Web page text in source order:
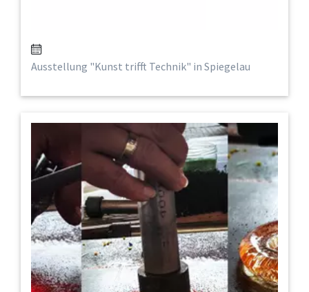
Ausstellung "Kunst trifft Technik" in Spiegelau